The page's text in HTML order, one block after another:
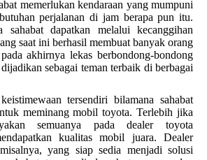
memerlukan kendaraan yang mumpuni
perjalanan di jam berapa pun itu.
sahabat dapatkan melalui kecanggihan
saat ini berhasil membuat banyak orang
akhirnya lekas berbondong-bondong
sebagai teman terbaik di berbagai
tersendiri bilamana sahabat
meminang mobil toyota. Terlebih jika
semuanya pada dealer toyota
kualitas mobil juara. Dealer
yang siap sedia menjadi solusi